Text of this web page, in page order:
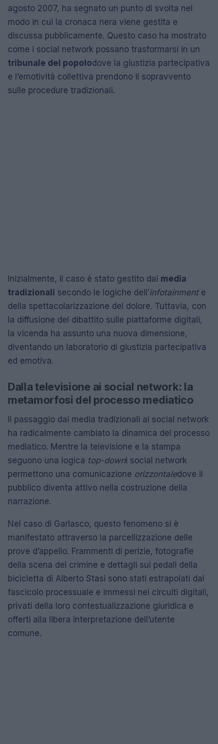
agosto 2007, ha segnato un punto di svolta nel
modo in cui la cronaca nera viene gestita e
discussa pubblicamente. Questo caso ha mostrato
come i social network possano trasformarsi in un
tribunale del popolodove la giustizia partecipativa
e l’emotività collettiva prendono il sopravvento
sulle procedure tradizionali.
Inizialmente, il caso è stato gestito dai media
tradizionali secondo le logiche dell’infotainmente
della spettacolarizzazione del dolore. Tuttavia, con
la diffusione del dibattito sulle piattaforme digitali,
la vicenda ha assunto una nuova dimensione,
diventando un laboratorio di giustizia partecipativa
ed emotiva.
Dalla televisione ai social network: la
metamorfosi del processo mediatico
Il passaggio dai media tradizionali ai social network
ha radicalmente cambiato la dinamica del processo
mediatico. Mentre la televisione e la stampa
seguono una logica top-downi social network
permettono una comunicazione orizzontaledove il
pubblico diventa attivo nella costruzione della
narrazione.
Nel caso di Garlasco, questo fenomeno si è
manifestato attraverso la parcellizzazione delle
prove d’appello. Frammenti di perizie, fotografie
della scena del crimine e dettagli sui pedali della
bicicletta di Alberto Stasi sono stati estrapolati dal
fascicolo processuale e immessi nei circuiti digitali,
privati della loro contestualizzazione giuridica e
offerti alla libera interpretazione dell’utente
comune.